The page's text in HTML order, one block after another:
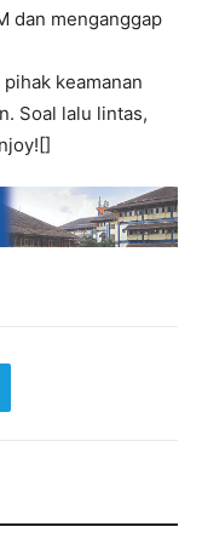
dan menganggap
keamanan
Soal lalu lintas,